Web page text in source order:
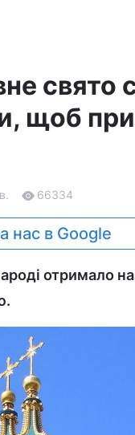
свято
щоб
66334
нас в Google
отримало